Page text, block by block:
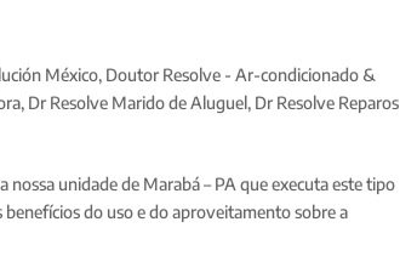
México, Doutor Resolve - Ar-condicionado &
, Dr Resolve Marido de Aluguel, Dr Resolve Reparos
unidade de Marabá – PA que executa este tipo
do uso e do aproveitamento sobre a